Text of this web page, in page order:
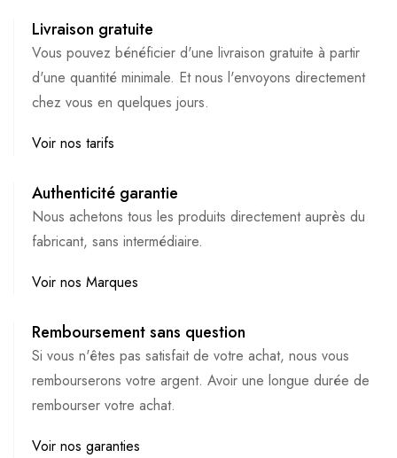
Livraison gratuite
Vous pouvez bénéficier d'une livraison gratuite à partir
d'une quantité minimale. Et nous l'envoyons directement
chez vous en quelques jours.
Voir nos tarifs
Authenticité garantie
Nous achetons tous les produits directement auprès du
fabricant, sans intermédiaire.
Voir nos Marques
Remboursement sans question
Si vous n'êtes pas satisfait de votre achat, nous vous
rembourserons votre argent. Avoir une longue durée de
rembourser votre achat.
Voir nos garanties